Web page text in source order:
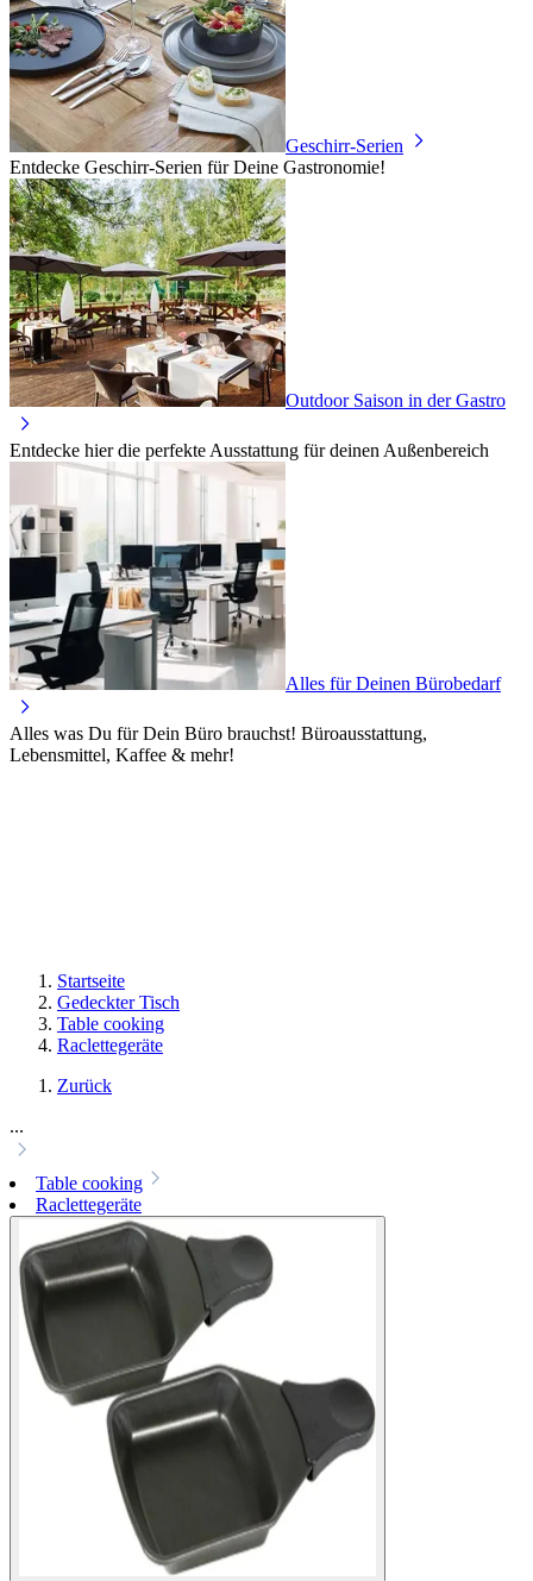
Geschirr-Serien
Entdecke Geschirr-Serien für Deine Gastronomie!
Outdoor Saison in der Gastro
Entdecke hier die perfekte Ausstattung für deinen Außenbereich
Alles für Deinen Bürobedarf
Alles was Du für Dein Büro brauchst! Büroausstattung,
Lebensmittel, Kaffee & mehr!
Startseite
Gedeckter Tisch
Table cooking
Raclettegeräte
Zurück
...
Table cooking
Raclettegeräte